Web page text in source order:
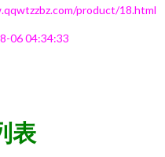
product/18.html
06 04:34:33
表